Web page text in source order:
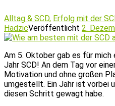
Alltag & SCD, Erfolg mit der
HadzicVeröffentlicht 2.
Am 5. Oktober gab es für mich
Jahr SCD! An dem Tag vor
Motivation und ohne großen
umgestellt. Ein Jahr ist vorbei
diesen Schritt gewagt habe.